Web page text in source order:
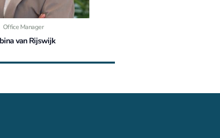
Office Manager
van Rijswijk